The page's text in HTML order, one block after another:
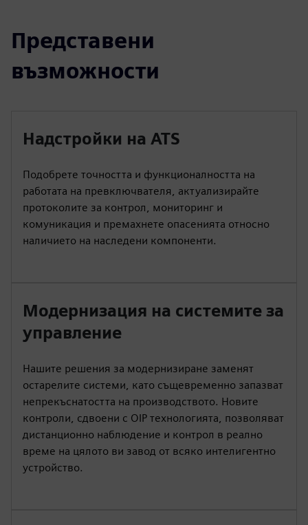
Представени
възможности
Надстройки на ATS
Подобрете точността и функционалността на
работата на превключвателя, актуализирайте
протоколите за контрол, мониторинг и
комуникация и премахнете опасенията относно
наличието на наследени компоненти.
Модернизация на системите за
управление
Нашите решения за модернизиране заменят
остарелите системи, като същевременно запазват
непрекъснатостта на производството. Новите
контроли, сдвоени с OIP технологията, позволяват
дистанционно наблюдение и контрол в реално
време на цялото ви завод от всяко интелигентно
устройство.